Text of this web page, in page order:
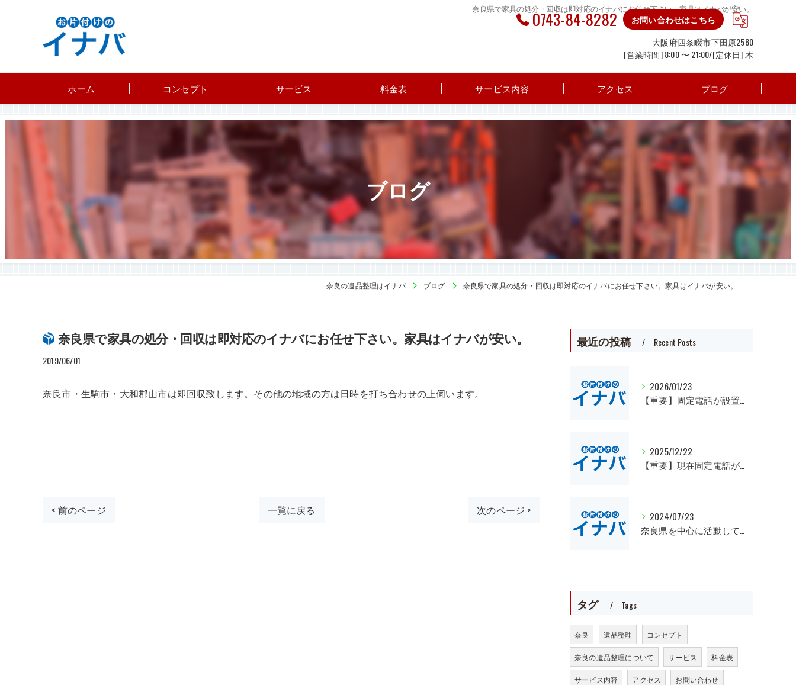
奈良県で家具の処分・回収は即対応のイナバにお任せ下さい。家具はイナバが安い。
0743-84-8282
お問い合わせはこちら
大阪府四条畷市下田原2580
[営業時間] 8:00 〜 21:00/[定休日] 木
ホーム コンセプト サービス 料金表 サービス内容 アクセス ブログ
ブログ
奈良の遺品整理はイナバ ブログ 奈良県で家具の処分・回収は即対応のイナバにお任せ下さい。家具はイナバが安い。
奈良県で家具の処分・回収は即対応のイナバにお任せ下さい。家具はイナバが安い。
2019/06/01
奈良市・生駒市・大和郡山市は即回収致します。その他の地域の方は日時を打ち合わせの上伺います。
< 前のページ 一覧に戻る 次のページ >
最近の投稿 Recent Posts
2026/01/23
【重要】固定電話が設置出来ました。
2025/12/22
【重要】現在固定電話が繋がらなくなっています。
2024/07/23
奈良県を中心に活動しています。遺品整理、一軒丸ごとの片付け、オフィスや倉庫の処分等、大量にある場合は近県でも回収にお伺いいたします。先ずは無料見積もりをお願いします。
タグ Tags
奈良 遺品整理 コンセプト
奈良の遺品整理について サービス 料金表
サービス内容 アクセス お問い合わせ